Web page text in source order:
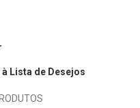
Lista de Desejos